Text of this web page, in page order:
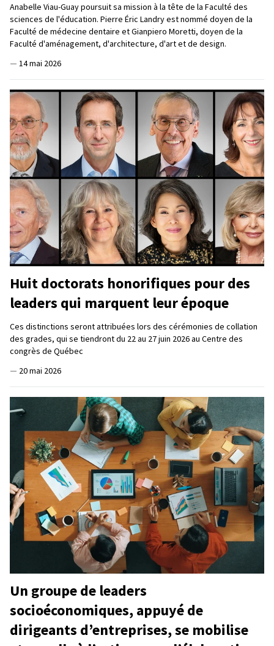
Anabelle Viau-Guay poursuit sa mission à la tête de la Faculté des
sciences de l'éducation. Pierre Éric Landry est nommé doyen de la
Faculté de médecine dentaire et Gianpiero Moretti, doyen de la
Faculté d'aménagement, d'architecture, d'art et de design.
— 14 mai 2026
Huit doctorats honorifiques pour des
leaders qui marquent leur époque
Ces distinctions seront attribuées lors des cérémonies de collation
des grades, qui se tiendront du 22 au 27 juin 2026 au Centre des
congrès de Québec
— 20 mai 2026
Un groupe de leaders
socioéconomiques, appuyé de
dirigeants d’entreprises, se mobilise